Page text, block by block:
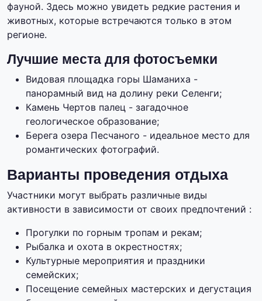
фауной. Здесь можно увидеть редкие растения и
животных, которые встречаются только в этом
регионе.
Лучшие места для фотосъемки
Видовая площадка горы Шаманиха -
панорамный вид на долину реки Селенги;
Камень Чертов палец - загадочное
геологическое образование;
Берега озера Песчаного - идеальное место для
романтических фотографий.
Варианты проведения отдыха
Участники могут выбрать различные виды
активности в зависимости от своих предпочтений :
Прогулки по горным тропам и рекам;
Рыбалка и охота в окрестностях;
Культурные мероприятия и праздники
семейских;
Посещение семейных мастерских и дегустация